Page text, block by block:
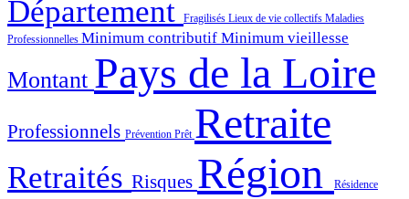
Département Fragilisés Lieux de vie collectifs Maladies
Professionnelles Minimum contributif Minimum vieillesse
Montant Pays de la Loire
Professionnels Prévention Prêt Retraite
Retraités Risques Région
Résidence